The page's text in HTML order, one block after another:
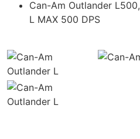
Can-Am Outlander
L MAX 500 DPS